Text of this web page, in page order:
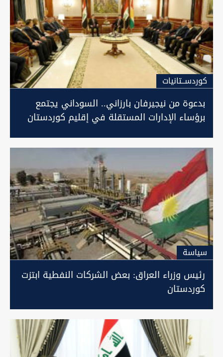
كوردســتانيات
بدعوة من نيجيرفان بارزاني.. السوداني يجتمع
برؤساء الإدارات المستقلة في إقليم كوردستان
سیاسة
رئيس وزراء العراق: بعض الشركات النفطية ابتزت
كوردستان